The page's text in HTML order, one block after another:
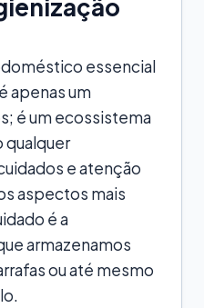
essencial
apenas um
é um ecossistema
qualquer
e atenção
aspectos mais
é a
armazenamos
ou até mesmo